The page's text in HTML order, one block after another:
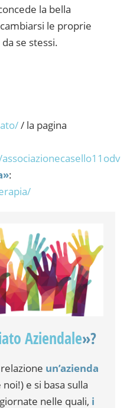
la bella
le proprie
se stessi.
/ la pagina
:
Aziendale»?
un’azienda
e si basa sulla
nelle quali, i